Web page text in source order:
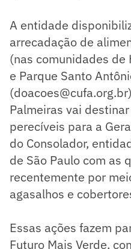
A entidade
arrecadação de
(nas comunidades
e Parque Santo
Palmeiras vai
perecíveis para a
do Consolador,
de São Paulo com as
recentemente por
agasalhos e
Essas ações fazem
Futuro Mais Verde,